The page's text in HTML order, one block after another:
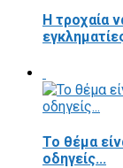
Η τροχαία
Το θέμα
οδηγείς...